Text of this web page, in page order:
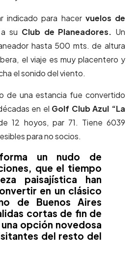
indicado para hacer vuelos de
su Club de Planeadores. Un
hasta 500 mts. de altura
el viaje es muy placentero y
el sonido del viento.
de una estancia fue convertido
en el Golf Club Azul “La
12 hoyos, par 71. Tiene 6039
para no socios.
un nudo de
que el tiempo
paisajística han
en un clásico
de Buenos Aires
cortas de fin de
opción novedosa
del resto del